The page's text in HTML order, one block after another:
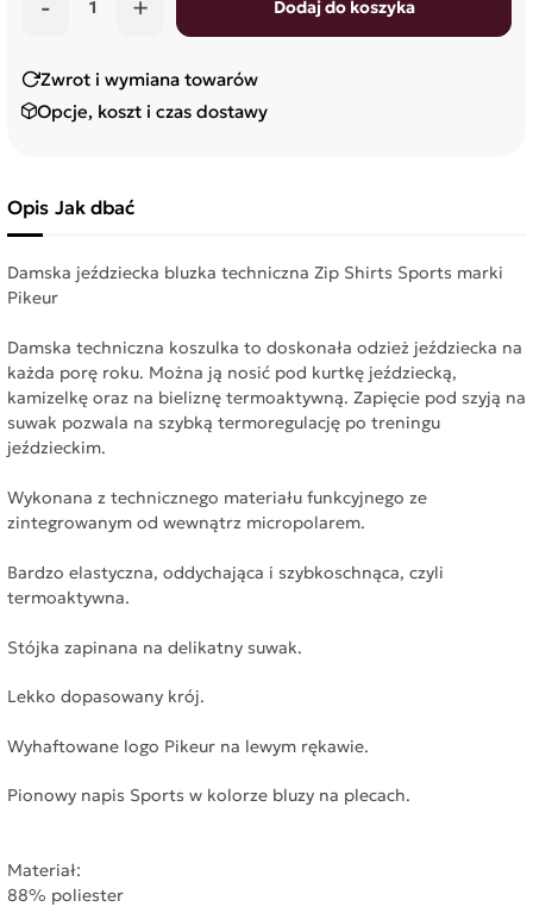
- + Dodaj do koszyka
Zwrot i wymiana towarów
Opcje, koszt i czas dostawy
Opis Jak dbać
Damska jeździecka bluzka techniczna Zip Shirts Sports marki
Pikeur
Damska techniczna koszulka to doskonała odzież jeździecka na
każda porę roku. Można ją nosić pod kurtkę jeździecką,
kamizelkę oraz na bieliznę termoaktywną. Zapięcie pod szyją na
suwak pozwala na szybką termoregulację po treningu
jeździeckim.
Wykonana z technicznego materiału funkcyjnego ze
zintegrowanym od wewnątrz micropolarem.
Bardzo elastyczna, oddychająca i szybkoschnąca, czyli
termoaktywna.
Stójka zapinana na delikatny suwak.
Lekko dopasowany krój.
Wyhaftowane logo Pikeur na lewym rękawie.
Pionowy napis Sports w kolorze bluzy na plecach.
Materiał:
88% poliester